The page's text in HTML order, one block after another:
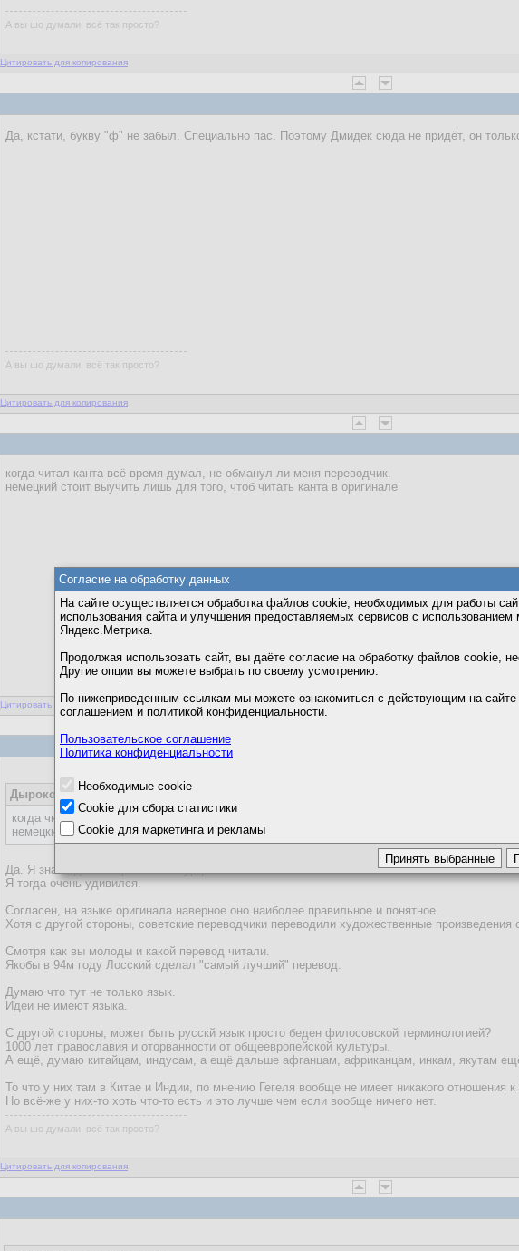
А вы шо думали, всё так просто?
Цитировать для копирования
Да, кстати, букву "ф" не забыл. Специально пас. Поэтому Дмидек сюда не придёт, он
А вы шо думали, всё так просто?
Цитировать для копирования
когда читал канта всё время думал, не обманул ли меня переводчик.
немецкий стоит выучить лишь для того, чтоб читать канта в оригинале
Цитировать для копирования
Дырокол 21.09.2019, 06:11
когда читал канта всё время думал, не обманул ли меня переводчик.
немецкий стоит выучить лишь для того, чтоб читать канта в оригинале
Да. Я знал одного паренька из Турции. Он тоже сказал тоже самое.
Я тогда очень удивился.
Согласен, на языке оригинала наверное оно наиболее правильное и понятное.
Хотя с другой стороны, советские переводчики переводили художественные произведения
Смотря как вы молоды и какой перевод читали.
Якобы в 94м году Лосский сделал "самый лучший" перевод.
Думаю что тут не только язык.
Идеи не имеют языка.
С другой стороны, может быть русскй язык просто беден филосовской терминологией?
1000 лет православия и оторванности от общеевропейской культуры.
А ещё, думаю китайцам, индусам, а ещё дальше афганцам, африканцам, инкам, якутам
То что у них там в Китае и Индии, по мнению Гегеля вообще не имеет никакого отношения
Но всё-же у них-то хоть что-то есть и это лучше чем если вообще ничего нет.
А вы шо думали, всё так просто?
Цитировать для копирования
Согласие на обработку данных
На сайте осуществляется обработка файлов cookie, необходимых для работы
использования сайта и улучшения предоставляемых сервисов с использованием
Яндекс.Метрика.
Продолжая использовать сайт, вы даёте согласие на обработку файлов cookie,
Другие опции вы можете выбрать по своему усмотрению.
По нижеприведенным ссылкам мы можете ознакомиться с действующим на сайте
соглашением и политикой конфиденциальности.
Пользовательское соглашение
Политика конфиденциальности
Необходимые cookie
Cookie для сбора статистики
Cookie для маркетинга и рекламы